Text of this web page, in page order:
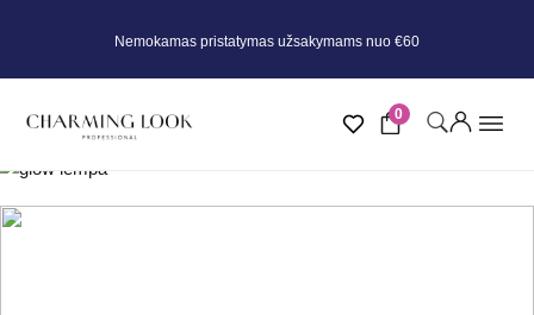
Nemokamas pristatymas užsakymams nuo €60
0